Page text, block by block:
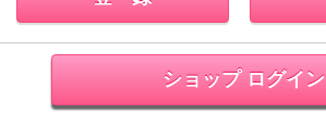
ショップ ログイン